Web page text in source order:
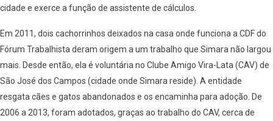
cidade e exerce a função de assistente de cálculos.
Em 2011, dois cachorrinhos deixados na casa onde funciona a CDF do
Fórum Trabalhista deram origem a um trabalho que Simara não largou
mais. Desde então, ela é voluntária no Clube Amigo Vira-Lata (CAV) de
São José dos Campos (cidade onde Simara reside). A entidade
resgata cães e gatos abandonados e os encaminha para adoção. De
2006 a 2013, foram adotados, graças ao trabalho do CAV, cerca de